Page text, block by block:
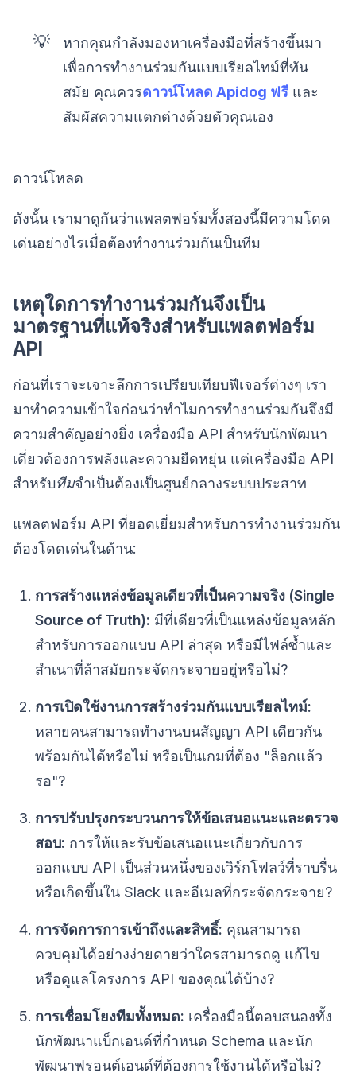
💡
หากคุณกำลังมองหาเครื่องมือที่สร้างขึ้นมา
เพื่อการทำงานร่วมกันแบบเรียลไทม์ที่ทัน
สมัย คุณควรดาวน์โหลด Apidog ฟรี และ
สัมผัสความแตกต่างด้วยตัวคุณเอง
ดาวน์โหลด
ดังนั้น เรามาดูกันว่าแพลตฟอร์มทั้งสองนี้มีความโดด
เด่นอย่างไรเมื่อต้องทำงานร่วมกันเป็นทีม
เหตุใดการทำงานร่วมกันจึงเป็น
มาตรฐานที่แท้จริงสำหรับแพลตฟอร์ม
API
ก่อนที่เราจะเจาะลึกการเปรียบเทียบฟีเจอร์ต่างๆ เรา
มาทำความเข้าใจก่อนว่าทำไมการทำงานร่วมกันจึงมี
ความสำคัญอย่างยิ่ง เครื่องมือ API สำหรับนักพัฒนา
เดี่ยวต้องการพลังและความยืดหยุ่น แต่เครื่องมือ API
สำหรับทีมจำเป็นต้องเป็นศูนย์กลางระบบประสาท
แพลตฟอร์ม API ที่ยอดเยี่ยมสำหรับการทำงานร่วมกัน
ต้องโดดเด่นในด้าน:
การสร้างแหล่งข้อมูลเดียวที่เป็นความจริง (Single
Source of Truth): มีที่เดียวที่เป็นแหล่งข้อมูลหลัก
สำหรับการออกแบบ API ล่าสุด หรือมีไฟล์ซ้ำและ
สำเนาที่ล้าสมัยกระจัดกระจายอยู่หรือไม่?
การเปิดใช้งานการสร้างร่วมกันแบบเรียลไทม์:
หลายคนสามารถทำงานบนสัญญา API เดียวกัน
พร้อมกันได้หรือไม่ หรือเป็นเกมที่ต้อง "ล็อกแล้ว
รอ"?
การปรับปรุงกระบวนการให้ข้อเสนอแนะและตรวจ
สอบ: การให้และรับข้อเสนอแนะเกี่ยวกับการ
ออกแบบ API เป็นส่วนหนึ่งของเวิร์กโฟลว์ที่ราบรื่น
หรือเกิดขึ้นใน Slack และอีเมลที่กระจัดกระจาย?
การจัดการการเข้าถึงและสิทธิ์: คุณสามารถ
ควบคุมได้อย่างง่ายดายว่าใครสามารถดู แก้ไข
หรือดูแลโครงการ API ของคุณได้บ้าง?
การเชื่อมโยงทีมทั้งหมด: เครื่องมือนี้ตอบสนองทั้ง
นักพัฒนาแบ็กเอนด์ที่กำหนด Schema และนัก
พัฒนาฟรอนต์เอนด์ที่ต้องการใช้งานได้หรือไม่?